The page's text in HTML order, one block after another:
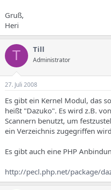
Gruß,
Heri
T Till
Administrator
27. Juli 2008
Es gibt ein Kernel Modul, das
heißt "Dazuko". Es wird z.B.
Scannern benutzt, um
ein Verzeichnis zugegriffen
Es gibt auch eine PHP
http://pecl.php.net/package/